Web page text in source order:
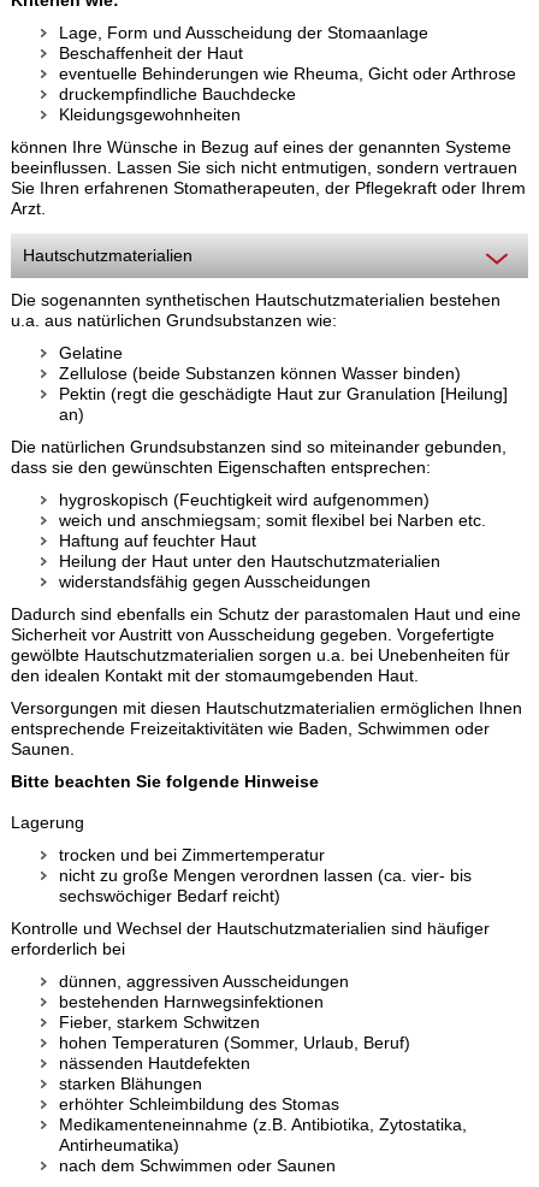
Lage, Form und Ausscheidung der Stomaanlage
Beschaffenheit der Haut
eventuelle Behinderungen wie Rheuma, Gicht oder Arthrose
druckempfindliche Bauchdecke
Kleidungsgewohnheiten
können Ihre Wünsche in Bezug auf eines der genannten Systeme
beeinflussen. Lassen Sie sich nicht entmutigen, sondern vertrauen
Sie Ihren erfahrenen Stomatherapeuten, der Pflegekraft oder Ihrem
Arzt.
Hautschutzmaterialien
Die sogenannten synthetischen Hautschutzmaterialien bestehen
u.a. aus natürlichen Grundsubstanzen wie:
Gelatine
Zellulose (beide Substanzen können Wasser binden)
Pektin (regt die geschädigte Haut zur Granulation [Heilung]
an)
Die natürlichen Grundsubstanzen sind so miteinander gebunden,
dass sie den gewünschten Eigenschaften entsprechen:
hygroskopisch (Feuchtigkeit wird aufgenommen)
weich und anschmiegsam; somit flexibel bei Narben etc.
Haftung auf feuchter Haut
Heilung der Haut unter den Hautschutzmaterialien
widerstandsfähig gegen Ausscheidungen
Dadurch sind ebenfalls ein Schutz der parastomalen Haut und eine
Sicherheit vor Austritt von Ausscheidung gegeben. Vorgefertigte
gewölbte Hautschutzmaterialien sorgen u.a. bei Unebenheiten für
den idealen Kontakt mit der stomaumgebenden Haut.
Versorgungen mit diesen Hautschutzmaterialien ermöglichen Ihnen
entsprechende Freizeitaktivitäten wie Baden, Schwimmen oder
Saunen.
Bitte beachten Sie folgende Hinweise
Lagerung
trocken und bei Zimmertemperatur
nicht zu große Mengen verordnen lassen (ca. vier- bis
sechswöchiger Bedarf reicht)
Kontrolle und Wechsel der Hautschutzmaterialien sind häufiger
erforderlich bei
dünnen, aggressiven Ausscheidungen
bestehenden Harnwegsinfektionen
Fieber, starkem Schwitzen
hohen Temperaturen (Sommer, Urlaub, Beruf)
nässenden Hautdefekten
starken Blähungen
erhöhter Schleimbildung des Stomas
Medikamenteneinnahme (z.B. Antibiotika, Zytostatika,
Antirheumatika)
nach dem Schwimmen oder Saunen